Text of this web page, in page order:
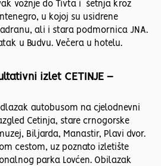
vožnje do Tivta i šetnja kroz
u kojoj su usidrene
ali i stara podmornica JNA.
u Budvu. Večera u hotelu.
izlet CETINJE –
autobusom na cjelodnevni
Cetinja, stare crnogorske
Biljarda, Manastir, Plavi dvor.
cestom, uz poznato izletište
parka Lovćen. Obilazak